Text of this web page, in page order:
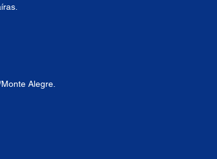
Alegre.